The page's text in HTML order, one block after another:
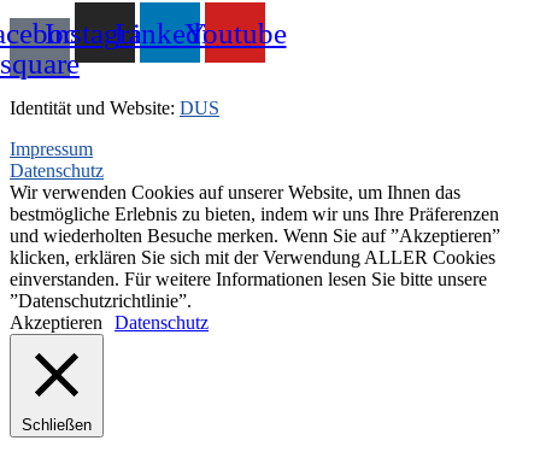
square
InstagramLinkedinYoutube
Identität und Website: DUS
Impressum
Datenschutz
Wir verwenden Cookies auf unserer Website, um Ihnen das
bestmögliche Erlebnis zu bieten, indem wir uns Ihre Präferenzen
und wiederholten Besuche merken. Wenn Sie auf ”Akzeptieren”
klicken, erklären Sie sich mit der Verwendung ALLER Cookies
einverstanden. Für weitere Informationen lesen Sie bitte unsere
”Datenschutzrichtlinie”.
Akzeptieren
Datenschutz
Schließen